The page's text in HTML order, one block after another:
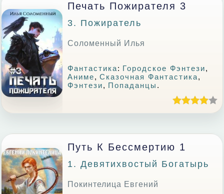
Печать Пожирателя 3
3. Пожиратель
Соломенный Илья
Фантастика: Городское Фэнтези,
Аниме,Сказочная Фантастика,
Фэнтези, Попаданцы .
Путь К Бессмертию 1
1. Девятихвостый Богатырь
Покинтелица Евгений